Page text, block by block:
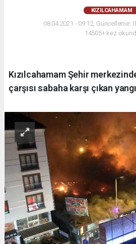
KIZILCAHAMAM
08.04.2021 - 09:12, Güncelleme:
14505+ kez
Kızılcahamam Şehir
çarşısı sabaha karşı çıkan